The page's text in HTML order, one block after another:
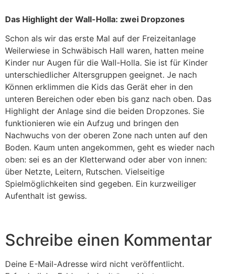
Das Highlight der Wall-Holla: zwei Dropzones
Schon als wir das erste Mal auf der Freizeitanlage
Weilerwiese in Schwäbisch Hall waren, hatten meine
Kinder nur Augen für die Wall-Holla. Sie ist für Kinder
unterschiedlicher Altersgruppen geeignet. Je nach
Können erklimmen die Kids das Gerät eher in den
unteren Bereichen oder eben bis ganz nach oben. Das
Highlight der Anlage sind die beiden Dropzones. Sie
funktionieren wie ein Aufzug und bringen den
Nachwuchs von der oberen Zone nach unten auf den
Boden. Kaum unten angekommen, geht es wieder nach
oben: sei es an der Kletterwand oder aber von innen:
über Netzte, Leitern, Rutschen. Vielseitige
Spielmöglichkeiten sind gegeben. Ein kurzweiliger
Aufenthalt ist gewiss.
Schreibe einen Kommentar
Deine E-Mail-Adresse wird nicht veröffentlicht.